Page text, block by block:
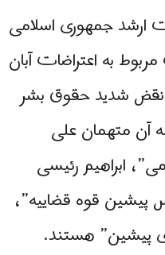
جمهوری اسلامی
به اعتراضات آبان
شدید حقوق بشر
آن متهمان علی
ابراهیم رئیسی
قوه قضاییه”،
پیشین” هستند.